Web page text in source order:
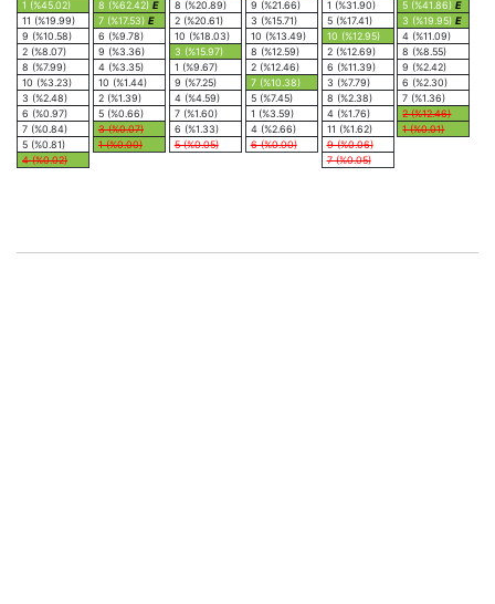
1 (%45.02)
11 (%19.99)
9 (%10.58)
2 (%8.07)
8 (%7.99)
10 (%3.23)
3 (%2.48)
6 (%0.97)
7 (%0.84)
5 (%0.81)
4 (%0.02)
8 (%62.42) E
7 (%17.53) E
6 (%9.78)
9 (%3.36)
4 (%3.35)
10 (%1.44)
2 (%1.39)
5 (%0.66)
3 (%0.07)
1 (%0.00)
8 (%20.89)
2 (%20.61)
10 (%18.03)
3 (%15.97)
1 (%9.67)
9 (%7.25)
4 (%4.59)
7 (%1.60)
6 (%1.33)
5 (%0.05)
9 (%21.66)
3 (%15.71)
10 (%13.49)
8 (%12.59)
2 (%12.46)
7 (%10.38)
5 (%7.45)
1 (%3.59)
4 (%2.66)
6 (%0.00)
1 (%31.90)
5 (%17.41)
10 (%12.95)
2 (%12.69)
6 (%11.39)
3 (%7.79)
8 (%2.38)
4 (%1.76)
11 (%1.62)
9 (%0.06)
7 (%0.05)
5 (%41.86) E
3 (%19.95) E
4 (%11.09)
8 (%8.55)
9 (%2.42)
6 (%2.30)
7 (%1.36)
2 (%12.46)
1 (%0.01)